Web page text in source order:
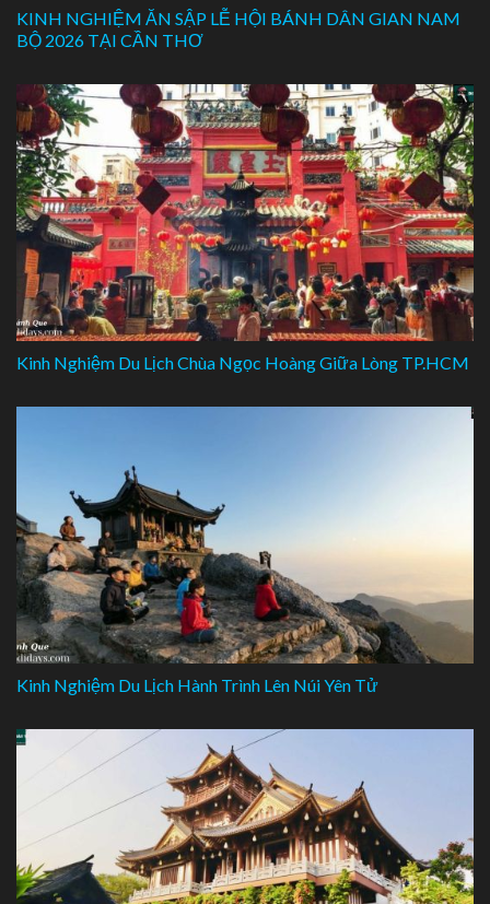
KINH NGHIỆM ĂN SẬP LỄ HỘI BÁNH DÂN GIAN NAM
BỘ 2026 TẠI CẦN THƠ
Kinh Nghiệm Du Lịch Chùa Ngọc Hoàng Giữa Lòng TP.HCM
Kinh Nghiệm Du Lịch Hành Trình Lên Núi Yên Tử